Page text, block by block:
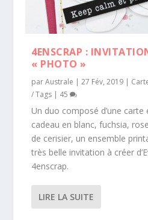
4ENSCRAP :
« PHOTO »
parAustrale |27 Fév, 2019 |
/ Tags | 45
Un duo composé d’une carte
cadeau en blanc, fuchsia,
de cerisier, un ensemble
très belle invitation à créer
4enscrap.
LIRE LA SUITE